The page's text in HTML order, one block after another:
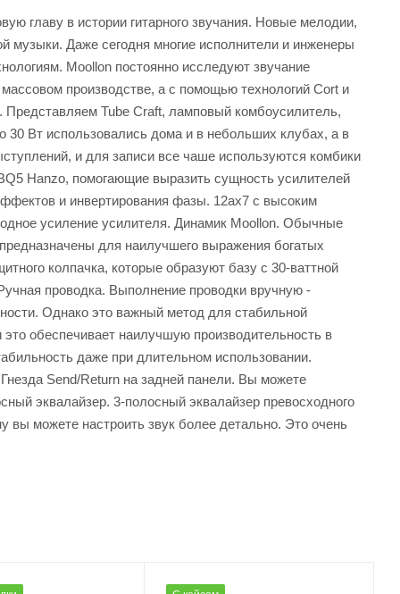
главу в истории гитарного звучания. Новые мелодии,
музыки. Даже сегодня многие исполнители и инженеры
Moollon постоянно исследуют звучание
производстве, а с помощью технологий Cort и
Tube Craft, ламповый комбоусилитель,
30 Вт использовались дома и в небольших клубах, а в
и для записи все чаше используются комбики
Hanzo, помогающие выразить сущность усилителей
и инвертирования фазы. 12ax7 с высоким
усиление усилителя. Динамик Moollon. Обычные
для наилучшего выражения богатых
колпачка, которые образуют базу с 30-ваттной
проводка. Выполнение проводки вручную -
Однако это важный метод для стабильной
обеспечивает наилучшую производительность в
даже при длительном использовании.
Send/Return на задней панели. Вы можете
эквалайзер. 3-полосный эквалайзер превосходного
вы можете настроить звук более детально. Это очень